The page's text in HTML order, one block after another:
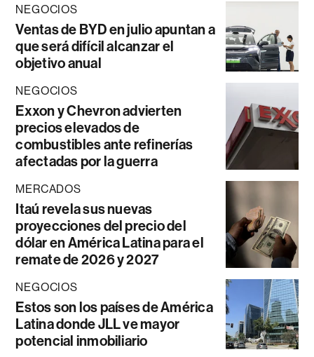
NEGOCIOS
Ventas de BYD en julio apuntan a
que será difícil alcanzar el
objetivo anual
NEGOCIOS
Exxon y Chevron advierten
precios elevados de
combustibles ante refinerías
afectadas por la guerra
MERCADOS
Itaú revela sus nuevas
proyecciones del precio del
dólar en América Latina para el
remate de 2026 y 2027
NEGOCIOS
Estos son los países de América
Latina donde JLL ve mayor
potencial inmobiliario